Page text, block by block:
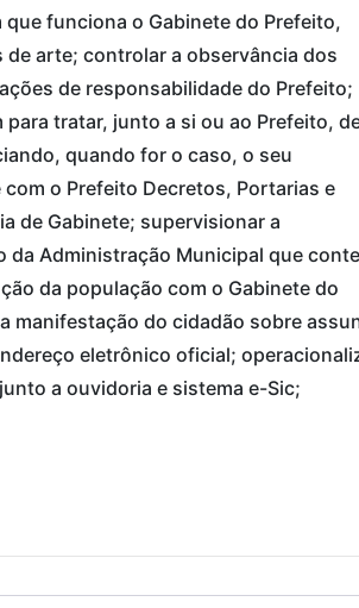
funciona o Gabinete do Prefeito,
arte; controlar a observância dos
de responsabilidade do Prefeito;
tratar, junto a si ou ao Prefeito,
quando for o caso, o seu
o Prefeito Decretos, Portarias e
de Gabinete; supervisionar a
Administração Municipal que
da população com o Gabinete do
manifestação do cidadão sobre
eletrônico oficial;
a ouvidoria e sistema e-Sic;